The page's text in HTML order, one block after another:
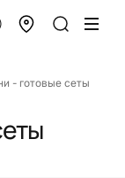
- готовые сеты